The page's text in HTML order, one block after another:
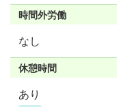
時間外労働
なし
休憩時間
あり